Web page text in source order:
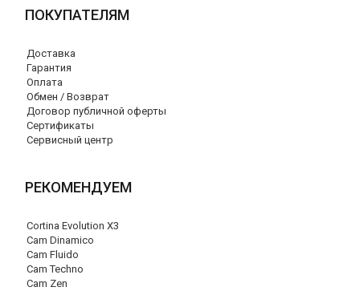
ПОКУПАТЕЛЯМ
Доставка
Гарантия
Оплата
Обмен / Возврат
Договор публичной оферты
Сертификаты
Сервисный центр
РЕКОМЕНДУЕМ
Cortina Evolution X3
Cam Dinamico
Cam Fluido
Cam Techno
Cam Zen